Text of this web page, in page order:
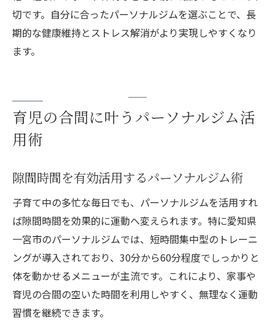
切です。自分に合ったパーソナルジムを選ぶことで、長
期的な健康維持とストレス解消がより実現しやすくなり
ます。
育児の合間に叶うパーソナルジム活
用術
隙間時間を有効活用するパーソナルジム術
子育て中の多忙な毎日でも、パーソナルジムを活用すれ
ば隙間時間を効果的に運動へ変えられます。特に愛知県
一宮市のパーソナルジムでは、短時間集中型のトレーニ
ングが導入されており、30分から60分程度でしっかりと
体を動かせるメニューが主流です。これにより、家事や
育児の合間の空いた時間を利用しやすく、無理なく運動
習慣を継続できます。